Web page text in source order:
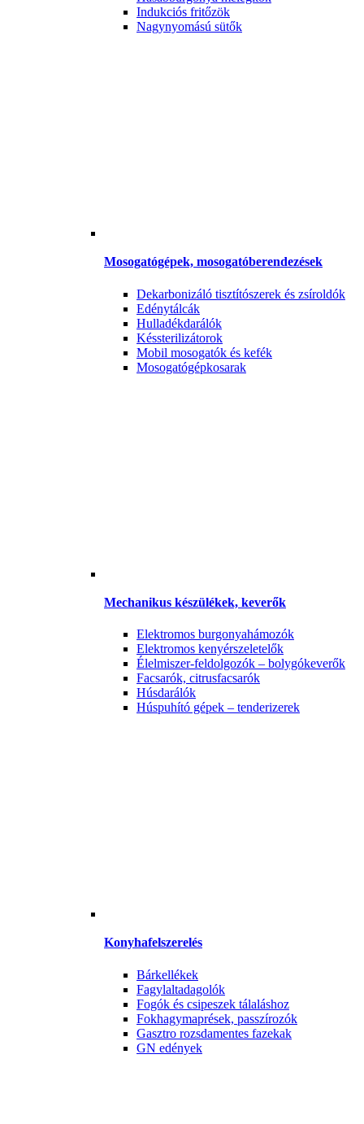
Indukciós fritőzök
Nagynyomású sütők
Mosogatógépek, mosogatóberendezések
Dekarbonizáló tisztítószerek és zsíroldók
Edénytálcák
Hulladékdarálók
Késsterilizátorok
Mobil mosogatók és kefék
Mosogatógépkosarak
Mechanikus készülékek, keverők
Elektromos burgonyahámozók
Elektromos kenyérszeletelők
Élelmiszer-feldolgozók – bolygókeverők
Facsarók, citrusfacsarók
Húsdarálók
Húspuhító gépek – tenderizerek
Konyhafelszerelés
Bárkellékek
Fagylaltadagolók
Fogók és csipeszek tálaláshoz
Fokhagymaprések, passzírozók
Gasztro rozsdamentes fazekak
GN edények